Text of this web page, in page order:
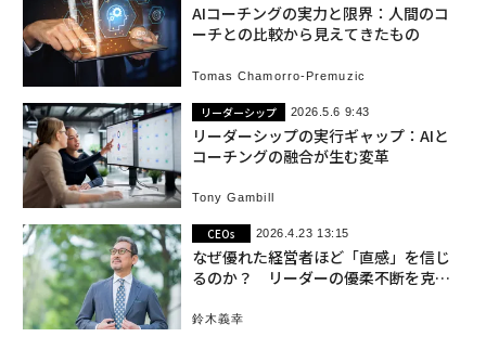
AIコーチングの実力と限界：人間のコ
ーチとの比較から見えてきたもの
Tomas Chamorro-Premuzic
リーダーシップ 2026.5.6 9:43
リーダーシップの実行ギャップ：AIと
コーチングの融合が生む変革
Tony Gambill
CEOs 2026.4.23 13:15
なぜ優れた経営者ほど「直感」を信じ
るのか？ リーダーの優柔不断を克服
鈴木義幸